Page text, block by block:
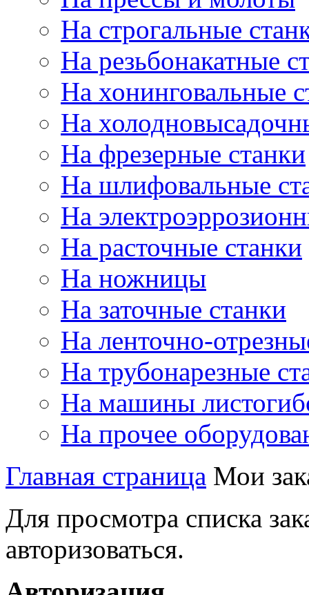
На строгальные
На резьбонакатные
На хонинговальные
На
На фрезерные станки
На шлифовальные
На
На расточные станки
На ножницы
На заточные станки
На ленточно-
На трубонарезные
На машины
На прочее
Главная страница Мои
Для просмотра списка
авторизоваться.